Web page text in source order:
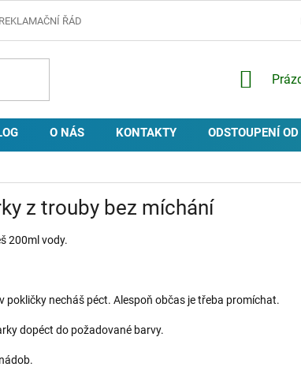
REKLAMAČNÍ ŘÁD
O NÁS KONTAKTY ODSTOUPENÍ
z trouby bez míchání
200ml vody.
pokličky necháš péct. Alespoň občas je třeba promíchat.
dopéct do požadované barvy.